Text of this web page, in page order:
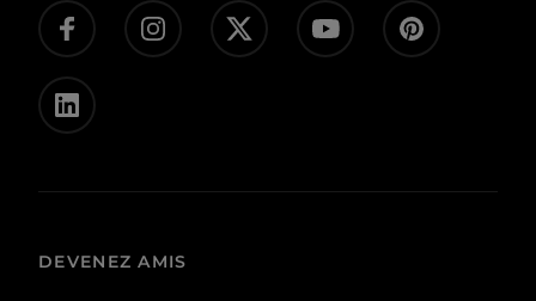
Presse
Privatisations et tournages
DEVENEZ AMIS